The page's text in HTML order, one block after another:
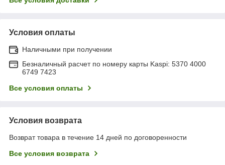
Условия оплаты
Наличными при получении
Безналичный расчет по номеру карты Kaspi: 5370 4000
6749 7423
Все условия оплаты
Условия возврата
Возврат товара в течение 14 дней по договоренности
Все условия возврата